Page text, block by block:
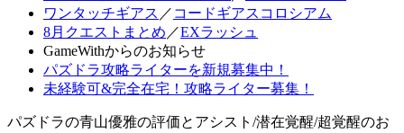
ワンタッチギアス ／ コードギアスコロシアム
8月クエストまとめ ／EXラッシュ
GameWithからのお知らせ
パズドラ攻略ライターを新規募集中！
未経験可&完全在宅！攻略ライター募集！
パズドラの青山優雅の評価とアシスト/潜在覚醒/超覚醒のお